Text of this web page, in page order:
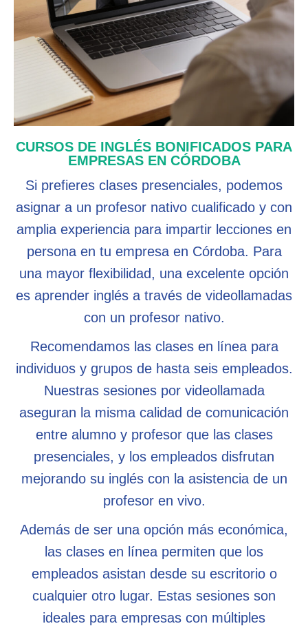
CURSOS DE INGLÉS BONIFICADOS PARA
EMPRESAS EN CÓRDOBA
Si prefieres clases presenciales, podemos
asignar a un profesor nativo cualificado y con
amplia experiencia para impartir lecciones en
persona en tu empresa en Córdoba. Para
una mayor flexibilidad, una excelente opción
es aprender inglés a través de videollamadas
con un profesor nativo.
Recomendamos las clases en línea para
individuos y grupos de hasta seis empleados.
Nuestras sesiones por videollamada
aseguran la misma calidad de comunicación
entre alumno y profesor que las clases
presenciales, y los empleados disfrutan
mejorando su inglés con la asistencia de un
profesor en vivo.
Además de ser una opción más económica,
las clases en línea permiten que los
empleados asistan desde su escritorio o
cualquier otro lugar. Estas sesiones son
ideales para empresas con múltiples